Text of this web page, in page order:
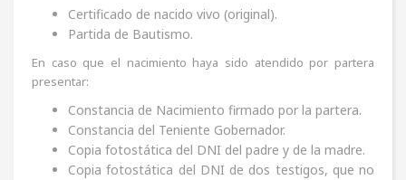
Certificado de nacido vivo (original).
Partida de Bautismo.
En caso que el nacimiento haya sido atendido por partera
presentar:
Constancia de Nacimiento firmado por la partera.
Constancia del Teniente Gobernador.
Copia fotostática del DNI del padre y de la madre.
Copia fotostática del DNI de dos testigos, que no